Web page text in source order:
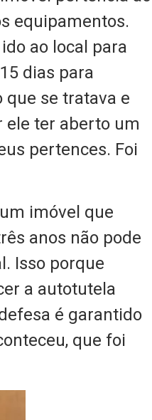
equipamentos.
ao local para
dias para
que se tratava e
ele ter aberto um
pertences. Foi
imóvel que
anos não pode
Isso porque
a autotutela
é garantido
que foi